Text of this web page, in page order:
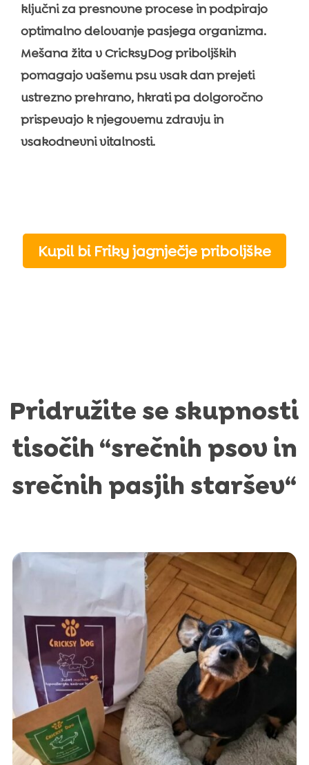
ključni za presnovne procese in podpirajo
optimalno delovanje pasjega organizma.
Mešana žita v CricksyDog priboljških
pomagajo vašemu psu vsak dan prejeti
ustrezno prehrano, hkrati pa dolgoročno
prispevajo k njegovemu zdravju in
vsakodnevni vitalnosti.
Kupil bi Friky jagnječje priboljške
Pridružite se skupnosti
tisočih “srečnih psov in
srečnih pasjih staršev“